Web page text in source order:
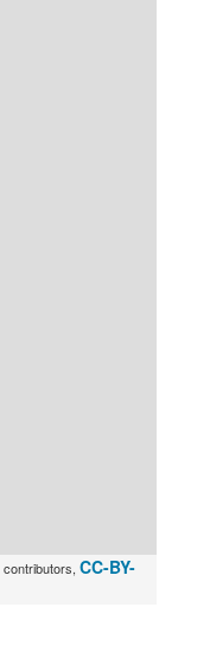
contributors, CC-BY-